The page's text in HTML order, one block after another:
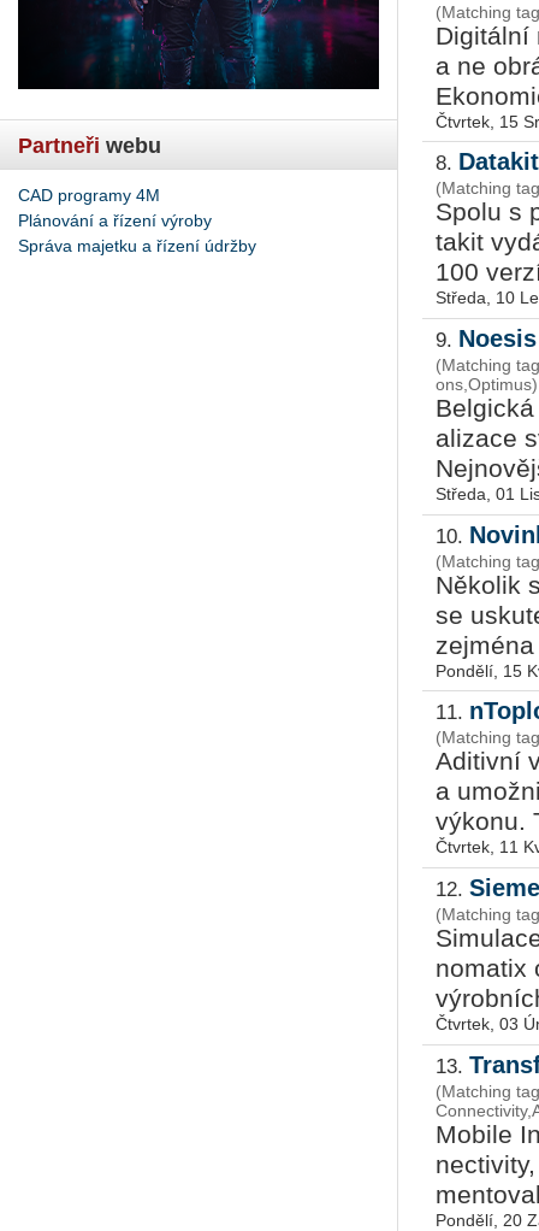
Partneři webu
CAD programy 4M
Plánování a řízení výroby
Správa majetku a řízení údržby
(Matching
Di­gi­tál­ní
a ne
Čtvrtek, 15
8.
(Matching
Spolu s
ta­kit
100
Středa, 10
9.
(Matching
ons,Optimus)
a­li­za­ce
Středa, 01
10.
(Matching
Ně­ko­lik
se
Pondělí, 15
11.
(Matching
Adi­tiv­ní
a
vý­ko­nu.
Čtvrtek, 11
12.
(Matching
no­ma­tix
Čtvrtek, 03
13.
(Matching
Mo­bi­le
Pondělí, 20